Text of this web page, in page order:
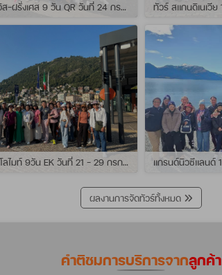
ทัวร์ อิตาลี-สวิส-ฝรั่งเศส 9 วัน QR วันที่ 24 กรกฏาคม - 01 สิงหาคม 2569 เดินทางกับไกด์พี่เช
ทัวร์ อิตาลี-โดโลไมท์ 9วัน EK วันที่ 21 - 29 กรกฏาคม 2569 เดินทางกับไกด์พี่หนุ่ม
ผลงานการจัดทัวร์ทั้งหมด
คำติชมการบริการจากลูกค้า